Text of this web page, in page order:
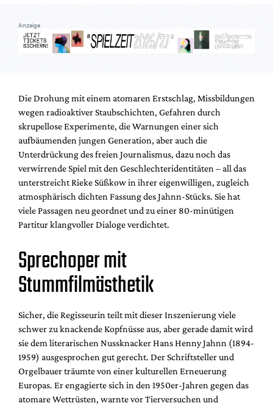
Anzeige
Die Drohung mit einem atomaren Erstschlag, Missbildungen
wegen radioaktiver Staubschichten, Gefahren durch
skrupellose Experimente, die Warnungen einer sich
aufbäumenden jungen Generation, aber auch die
Unterdrückung des freien Journalismus, dazu noch das
verwirrende Spiel mit den Geschlechteridentitäten – all das
unterstreicht Rieke Süßkow in ihrer eigenwilligen, zugleich
atmosphärisch dichten Fassung des Jahnn-Stücks. Sie hat
viele Passagen neu geordnet und zu einer 80-minütigen
Partitur klangvoller Dialoge verdichtet.
Sprechoper mit
Stummfilmästhetik
Sicher, die Regisseurin teilt mit dieser Inszenierung viele
schwer zu knackende Kopfnüsse aus, aber gerade damit wird
sie dem literarischen Nussknacker Hans Henny Jahnn (1894-
1959) ausgesprochen gut gerecht. Der Schriftsteller und
Orgelbauer träumte von einer kulturellen Erneuerung
Europas. Er engagierte sich in den 1950er-Jahren gegen das
atomare Wettrüsten, warnte vor Tierversuchen und